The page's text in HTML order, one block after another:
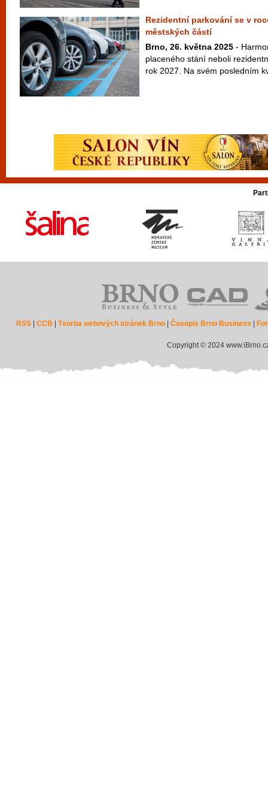
Rezidentní parkování se v
městských částí
Brno, 26. května 2025 -
placeného stání neboli
rok 2027. Na svém posledním
RSS |CCB |Tvorba webových stránek Brno |Časopis Brno Business
Copyright © 2024